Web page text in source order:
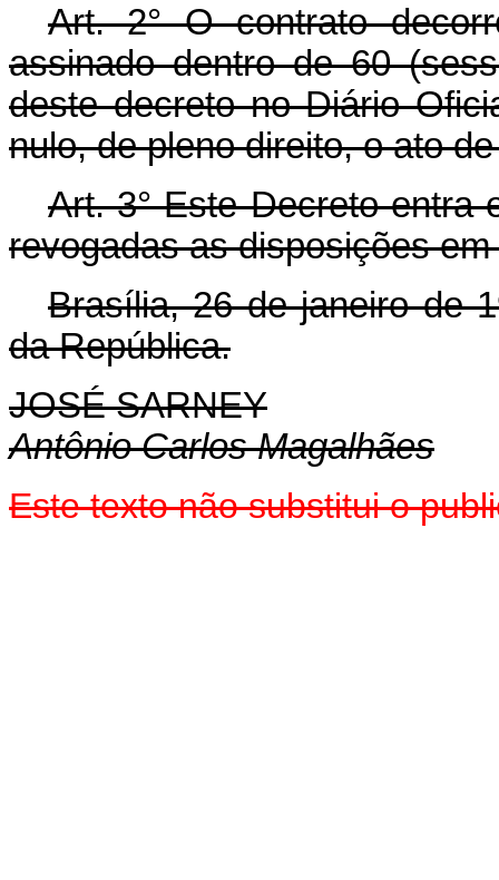
Art.2° O contrato
assinado dentro de 60
deste decreto no Diário
nulo, de pleno direito, o ato
Art.3° Este Decreto entra
revogadas as disposições
Brasília, 26 de janeiro de
da República.
JOSÉ SARNEY
Antônio Carlos Magalhães
Este texto não substitui o